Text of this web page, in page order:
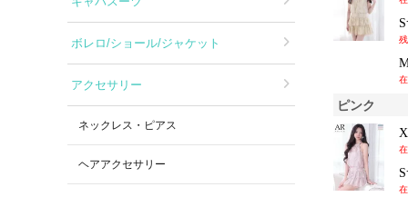
ボレロ/ショール/ジャケット
アクセサリー
ネックレス・ピアス
ヘアアクセサリー
ピンク